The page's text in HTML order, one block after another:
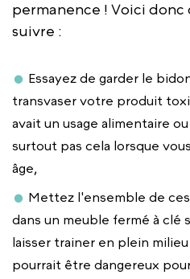
permanence ! Voici donc
suivre :
Essayez de garder le
transvaser votre produit
avait un usage alimentaire
surtout pas cela lorsque
âge,
Mettez l'ensemble de
dans un meuble fermé à clé
laisser trainer en plein
pourrait être dangereux